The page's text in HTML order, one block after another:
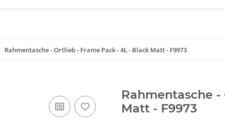
Rahmentasche - Ortlieb - Frame Pack - 4L - Black Matt - F9973
Rahmentasche
Matt - F9973